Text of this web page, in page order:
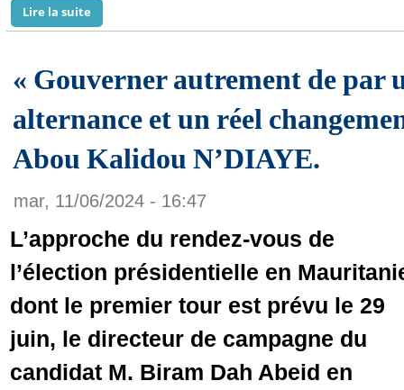
Lire la suite
« Gouverner autrement de par
alternance et un réel
Abou Kalidou N’DIAYE.
mar, 11/06/2024 - 16:47
L’approche du rendez-vous de
l’élection présidentielle en
dont le premier tour est prévu le 29
juin, le directeur de campagne du
candidat M. Biram Dah Abeid en